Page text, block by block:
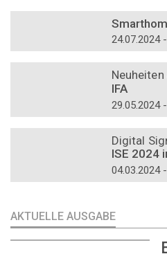
24.07.2024
IFA
29.05.2024
Digital
ISE 2024
04.03.2024
AKTUELLE AUSGABE